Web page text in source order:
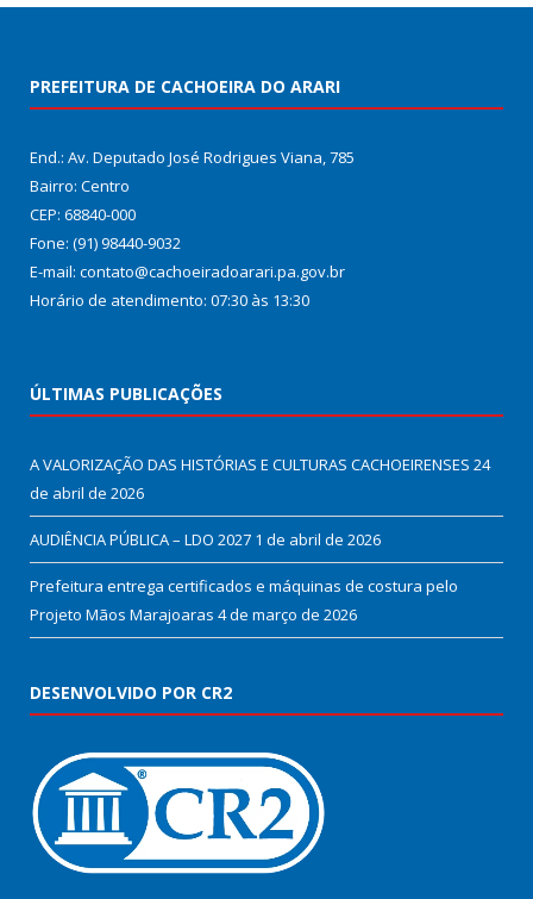
PREFEITURA DE CACHOEIRA DO ARARI
End.: Av. Deputado José Rodrigues Viana, 785
Bairro: Centro
CEP: 68840-000
Fone: (91) 98440-9032
E-mail: contato@cachoeiradoarari.pa.gov.br
Horário de atendimento: 07:30 às 13:30
ÚLTIMAS PUBLICAÇÕES
A VALORIZAÇÃO DAS HISTÓRIAS E CULTURAS CACHOEIRENSES 24
de abril de 2026
AUDIÊNCIA PÚBLICA – LDO 2027 1 de abril de 2026
Prefeitura entrega certificados e máquinas de costura pelo
Projeto Mãos Marajoaras 4 de março de 2026
DESENVOLVIDO POR CR2